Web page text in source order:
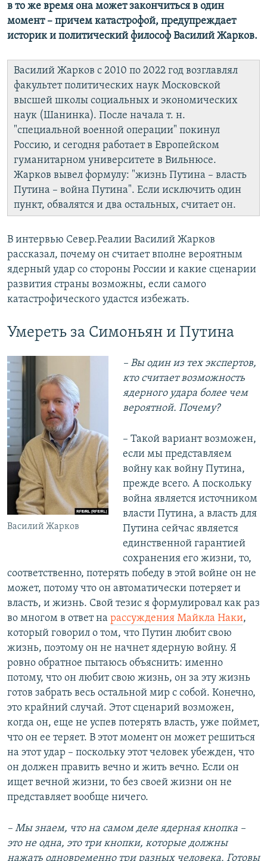
в то же время она может закончиться в один
момент – причем катастрофой, предупреждает
историк и политический философ Василий Жарков.
Василий Жарков с 2010 по 2022 год возглавлял
факультет политических наук Московской
высшей школы социальных и экономических
наук (Шанинка). После начала т. н.
"специальной военной операции" покинул
Россию, и сегодня работает в Европейском
гуманитарном университете в Вильнюсе.
Жарков вывел формулу: "жизнь Путина – власть
Путина – война Путина". Если исключить один
пункт, обвалятся и два остальных, считает он.
В интервью Север.Реалии Василий Жарков
рассказал, почему он считает вполне вероятным
ядерный удар со стороны России и какие сценарии
развития страны возможны, если самого
катастрофического удастся избежать.
Умереть за Симоньян и Путина
Василий Жарков
– Вы один из тех экспертов,
кто считает возможность
ядерного удара более чем
вероятной. Почему?
– Такой вариант возможен,
если мы представляем
войну как войну Путина,
прежде всего. А поскольку
война является источником
власти Путина, а власть для
Путина сейчас является
единственной гарантией
сохранения его жизни, то,
соответственно, потерять победу в этой войне он не
может, потому что он автоматически потеряет и
власть, и жизнь. Свой тезис я формулировал как раз
во многом в ответ на рассуждения Майкла Наки,
который говорил о том, что Путин любит свою
жизнь, поэтому он не начнет ядерную войну. Я
ровно обратное пытаюсь объяснить: именно
потому, что он любит свою жизнь, он за эту жизнь
готов забрать весь остальной мир с собой. Конечно,
это крайний случай. Этот сценарий возможен,
когда он, еще не успев потерять власть, уже поймет,
что он ее теряет. В этот момент он может решиться
на этот удар – поскольку этот человек убежден, что
он должен править вечно и жить вечно. Если он
ищет вечной жизни, то без своей жизни он не
представляет вообще ничего.
– Мы знаем, что на самом деле ядерная кнопка –
это не одна, это три кнопки, которые должны
нажать одновременно три разных человека. Готовы